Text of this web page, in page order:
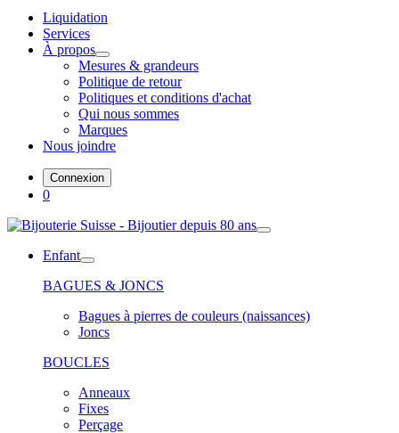
Liquidation
Services
À propos
Mesures & grandeurs
Politique de retour
Politiques et conditions d'achat
Qui nous sommes
Marques
Nous joindre
Connexion
0
Enfant
BAGUES & JONCS
Bagues à pierres de couleurs (naissances)
Joncs
BOUCLES
Anneaux
Fixes
Perçage